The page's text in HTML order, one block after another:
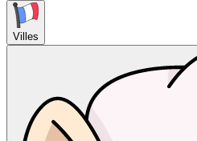
Villes